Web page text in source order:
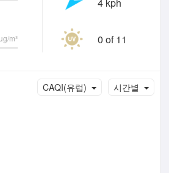
m³
0 of 11
시간별
CAQI(유럽)